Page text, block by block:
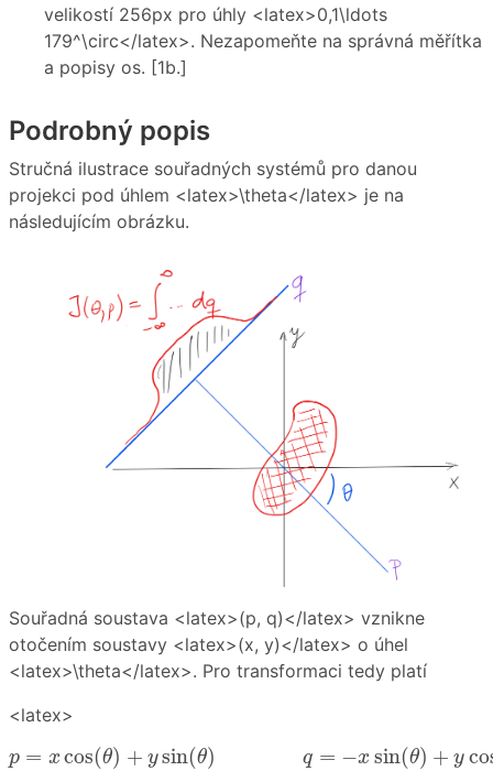
velikostí 256px pro úhly <latex>0,1\ldots
179^\circ</latex>. Nezapomeňte na správná měřítka
a popisy os. [1b.]
Podrobný popis
Stručná ilustrace souřadných systémů pro danou
projekci pod úhlem <latex>\theta</latex> je na
následujícím obrázku.
Souřadná soustava <latex>(p, q)</latex> vznikne
otočením soustavy <latex>(x, y)</latex> o úhel
<latex>\theta</latex>. Pro transformaci tedy platí
<latex>
p = xcos(θ) + ysin(θ) q = −x sin(θ) + y
p=xcos (θ)+ysin x θ) +ycos (θ )